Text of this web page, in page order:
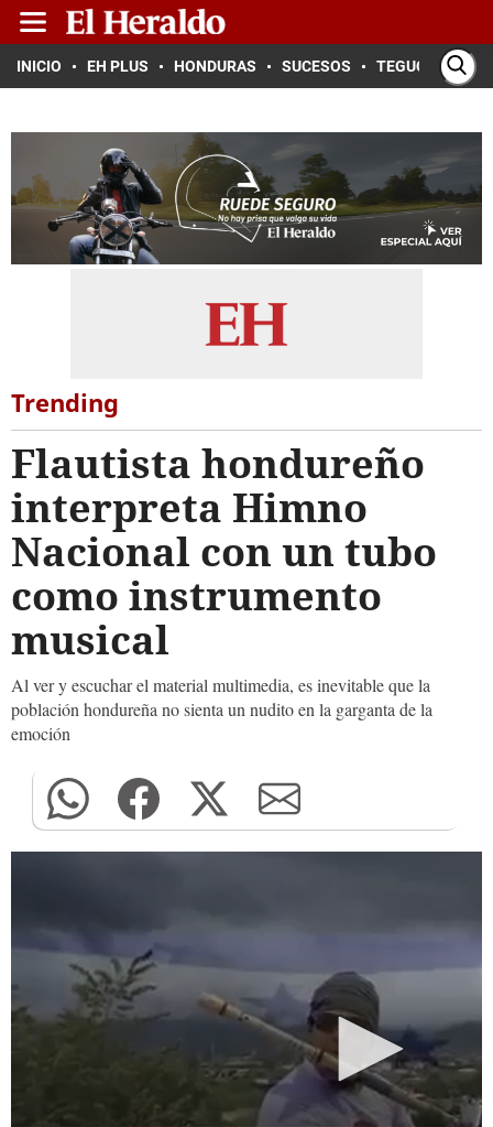
INICIO EH PLUS HONDURAS SUCESOS TEGUCIGALPA
Trending
Flautista hondureño
interpreta Himno
Nacional con un tubo
como instrumento
musical
Al ver y escuchar el material multimedia, es inevitable que la
población hondureña no sienta un nudito en la garganta de la
emoción
seconds